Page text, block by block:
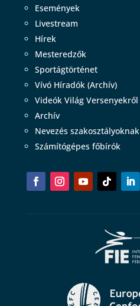
Események
Livestream
Hírek
Mesteredzők
Sportágtörténet
Vívó Híradók (Archív)
Videók Világ Versenyekről
Archív
Nevezés szakosztályoknak
Számítógépes főbírók